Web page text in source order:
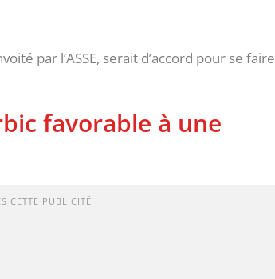
par l’ASSE, serait d’accord pour se faire
favorable à une
CETTE PUBLICITÉ